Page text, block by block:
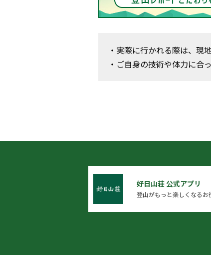
・実際に行かれる際は、現
・ご自身の技術や体力に合
好日山荘 公式アプリ
登山がもっと楽しくなるお